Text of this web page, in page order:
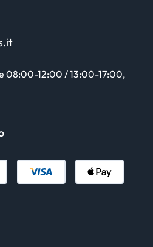
08:00-12:00 / 13:00-17:00,